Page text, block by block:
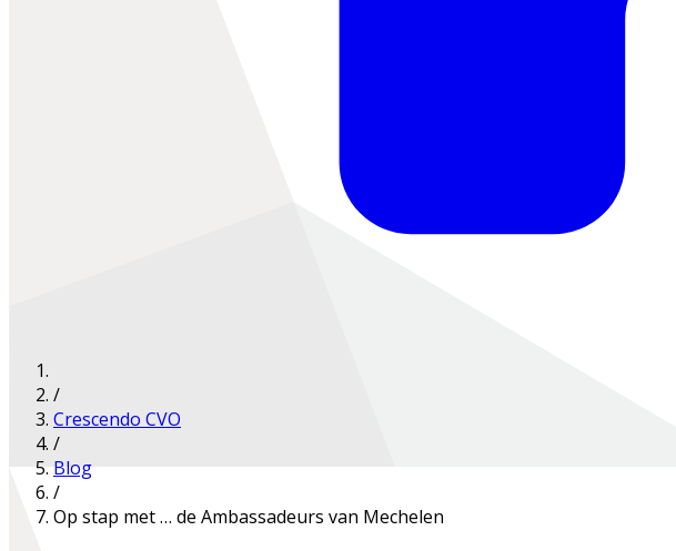
/
Crescendo CVO
/
Blog
/
Op stap met … de Ambassadeurs van Mechelen